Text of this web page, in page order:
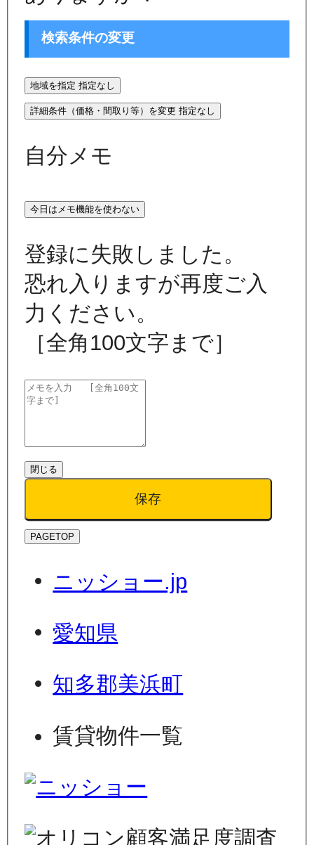
検索条件の変更
地域を指定 指定なし
詳細条件（価格・間取り等）を変更 指定なし
自分メモ
今日はメモ機能を使わない
登録に失敗しました。
恐れ入りますが再度ご入
力ください。
［全角100文字まで］
閉じる
保存
PAGETOP
ニッショー.jp
愛知県
知多郡美浜町
賃貸物件一覧